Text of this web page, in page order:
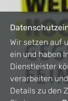
Wir setzen auf
ein und haben
Dienstleister
verarbeiten
Details zu den